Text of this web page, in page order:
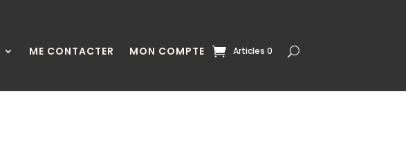
ME CONTACTER MON COMPTE Articles 0